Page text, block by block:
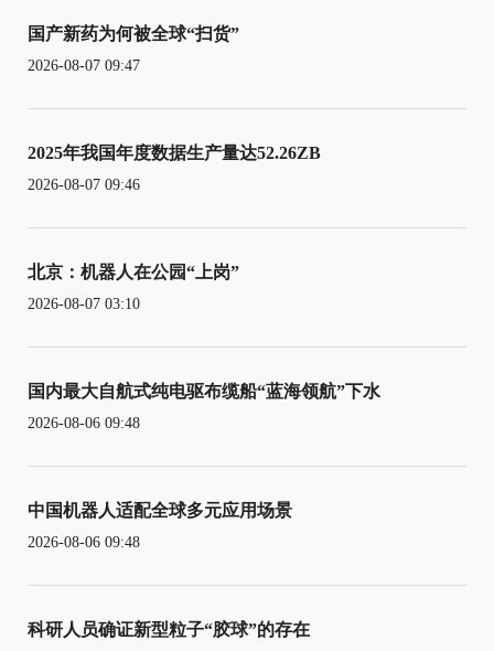
国产新药为何被全球“扫货”
2026-08-07 09:47
2025年我国年度数据生产量达52.26ZB
2026-08-07 09:46
北京：机器人在公园“上岗”
2026-08-07 03:10
国内最大自航式纯电驱布缆船“蓝海领航”下水
2026-08-06 09:48
中国机器人适配全球多元应用场景
2026-08-06 09:48
科研人员确证新型粒子“胶球”的存在